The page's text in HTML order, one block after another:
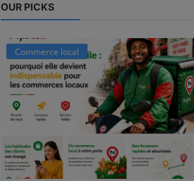
OUR PICKS
Commerce local